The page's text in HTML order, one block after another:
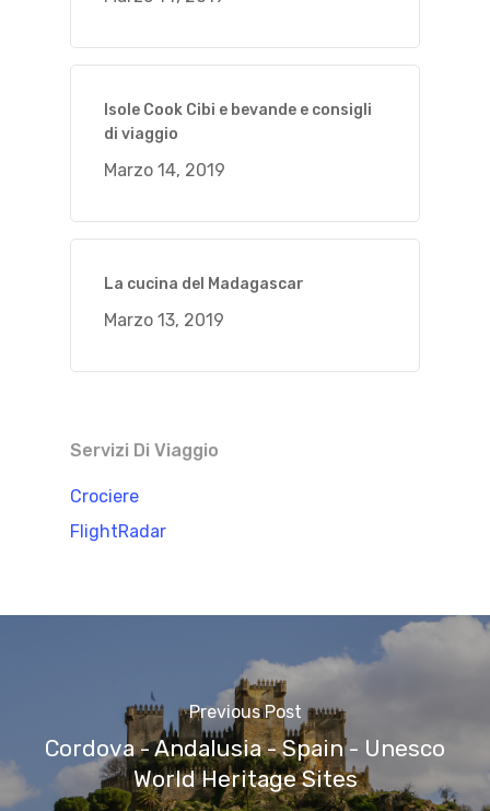
Isole Cook Cibi e bevande e consigli
di viaggio
Marzo 14, 2019
La cucina del Madagascar
Marzo 13, 2019
Servizi Di Viaggio
Crociere
FlightRadar
Previous Post
Cordova - Andalusia - Spain - Unesco
World Heritage Sites